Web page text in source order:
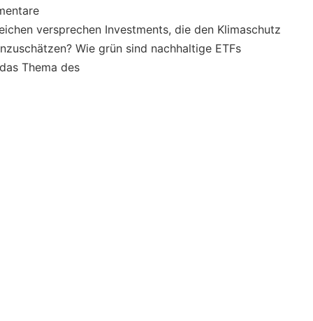
versprechen Investments, die den Klimaschutz
Wie grün sind nachhaltige ETFs
Thema des